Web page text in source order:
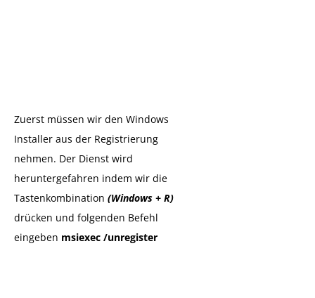
Zuerst müssen wir den Windows
Installer aus der Registrierung
nehmen. Der Dienst wird
heruntergefahren indem wir die
Tastenkombination (Windows + R)
drücken und folgenden Befehl
eingeben msiexec /unregister